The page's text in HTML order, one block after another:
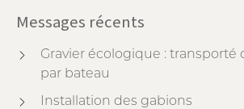
Messages récents
Gravier écologique :
par bateau
Installation des gabions